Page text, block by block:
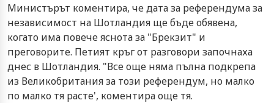
Министърът коментира, че дата за референдума за
независимост на Шотландия ще бъде обявена,
когато има повече яснота за "Брекзит" и
преговорите. Петият кръг от разговори започнаха
днес в Шотландия. "Все още няма пълна подкрепа
из Великобритания за този референдум, но малко
по малко тя расте', коментира още тя.